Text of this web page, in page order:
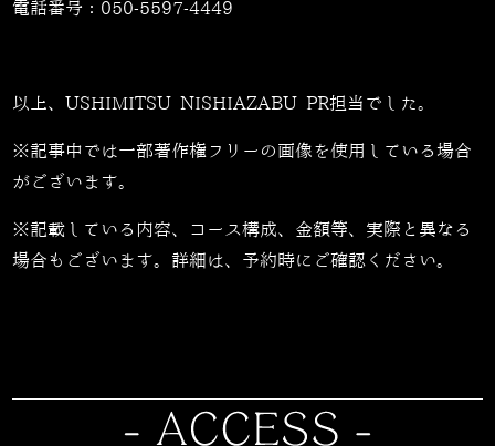
電話番号： 050-5597-4449
以上、USHIMITSU NISHIAZABU PR担当でした。
※記事中では一部著作権フリーの画像を使用している場合
がございます。
※記載している内容、コース構成、金額等、実際と異なる
場合もございます。詳細は、予約時にご確認ください。